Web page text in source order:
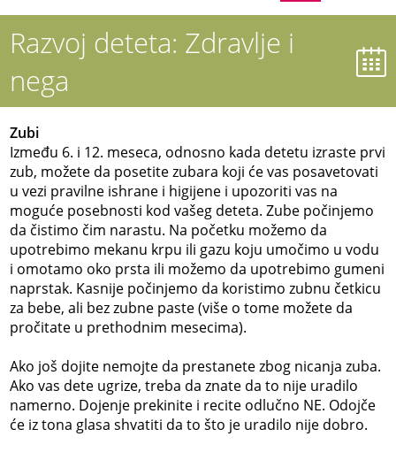
Razvoj deteta: Zdravlje i
nega
Zubi
Između 6. i 12. meseca, odnosno kada detetu izraste prvi
zub, možete da posetite zubara koji će vas posavetovati
u vezi pravilne ishrane i higijene i upozoriti vas na
moguće posebnosti kod vašeg deteta. Zube počinjemo
da čistimo čim narastu. Na početku možemo da
upotrebimo mekanu krpu ili gazu koju umočimo u vodu
i omotamo oko prsta ili možemo da upotrebimo gumeni
naprstak. Kasnije počinjemo da koristimo zubnu četkicu
za bebe, ali bez zubne paste (više o tome možete da
pročitate u prethodnim mesecima).
Ako još dojite nemojte da prestanete zbog nicanja zuba.
Ako vas dete ugrize, treba da znate da to nije uradilo
namerno. Dojenje prekinite i recite odlučno NE. Odojče
će iz tona glasa shvatiti da to što je uradilo nije dobro.